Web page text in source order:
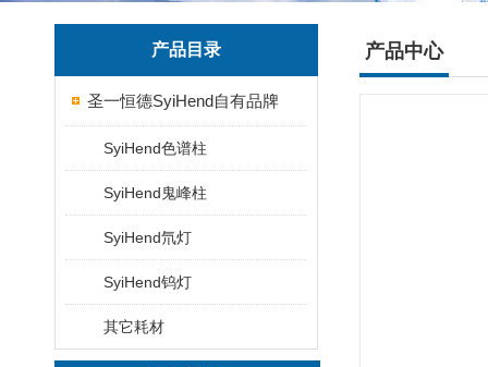
产品目录
圣一恒德SyiHend自有品牌
SyiHend色谱柱
SyiHend鬼峰柱
SyiHend氘灯
SyiHend钨灯
其它耗材
产品中心